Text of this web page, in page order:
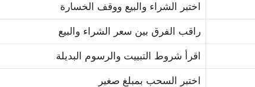
اختبر الشراء والبيع ووقف الخسارة
راقب الفرق بين سعر الشراء والبيع
اقرأ شروط التبييت والرسوم البديلة
اختبر السحب بمبلغ صغير